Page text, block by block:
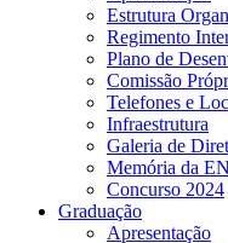
Estrutura
Regimento
Plano de
Comissão
Telefones e
Infraestrutura
Galeria de
Memória da
Concurso 2024
Graduação
Apresentação